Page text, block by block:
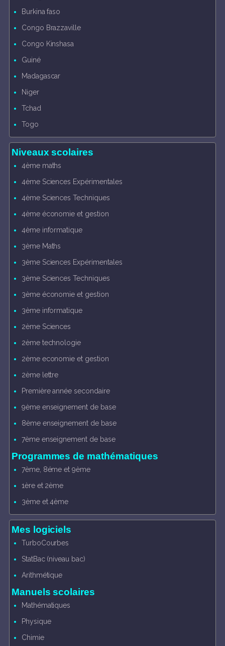
Burkina faso
Congo Brazzaville
Congo Kinshasa
Guiné
Madagascar
Niger
Tchad
Togo
Niveaux scolaires
4ème maths
4ème Sciences Expérimentales
4ème Sciences Techniques
4ème économie et gestion
4ème informatique
3ème Maths
3ème Sciences Expérimentales
3ème Sciences Techniques
3ème économie et gestion
3ème informatique
2ème Sciences
2ème technologie
2ème economie et gestion
2ème lettre
Première année secondaire
9ème enseignement de base
8ème enseignement de base
7ème enseignement de base
Programmes de mathématiques
7ème, 8éme et 9ème
1ère et 2ème
3ème et 4ème
Mes logiciels
TurboCourbes
StatBac (niveau bac)
Arithmétique
Manuels scolaires
Mathématiques
Physique
Chimie